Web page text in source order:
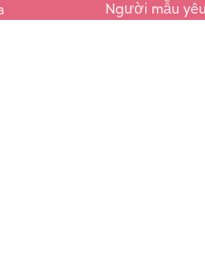
Người mẫu